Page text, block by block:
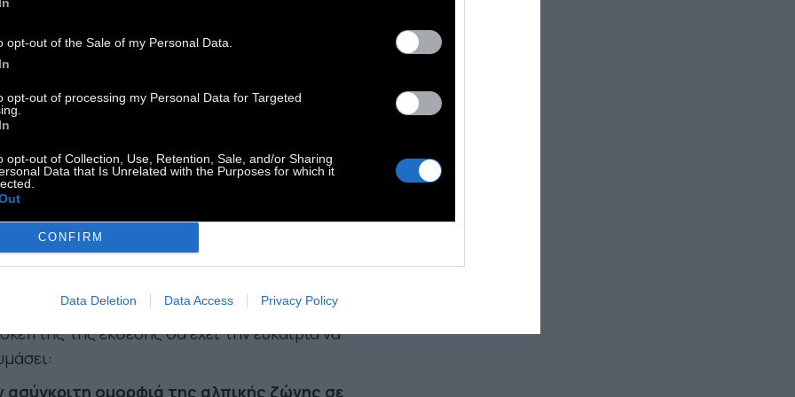
opt-out of the Sale of my Personal Data.
opt-out of processing my Personal Data for Targeted
opt-out of Collection, Use, Retention, Sale, and/or Sharing
Data that Is Unrelated with the Purposes for which it
CONFIRM
Data Deletion Data Access Privacy Policy
δραστηριότητες επηρεάστηκαν
σχεδόν αναλλοίωτες από τα χρόνια του
και ακόμα παλαιότερα μέχρι τις μέρες μας.
φωτογραφίες παρουσιάζεται ο καθημερινός
ζωής και οι κτηνοτροφικές εργασίες που
από τους Μαδαρίτες,
του περίφημου «τυριού της τρύπας»
παρασκευάζεται στους πανάρχαιους
σε σπηλαιοβάραθρα. Επίσης, ο
της έκθεσης θα έχει την ευκαιρία να
ασύγκριτη ομορφιά της αλπικής ζώνης σε